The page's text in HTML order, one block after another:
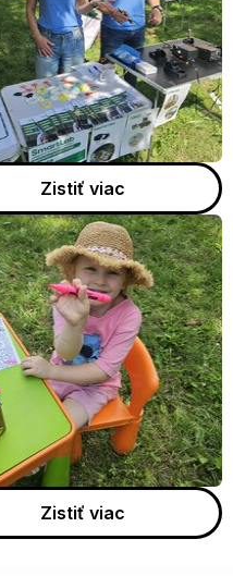
Zistiť viac
Zistiť viac